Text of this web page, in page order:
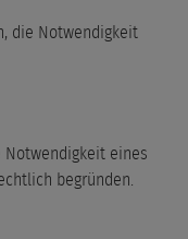
die Notwendigkeit
eines
begründen.